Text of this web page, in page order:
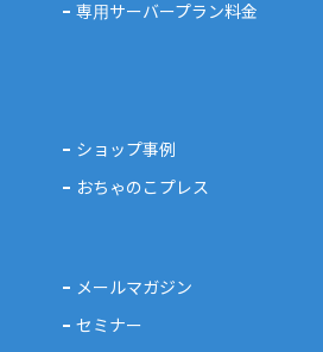
専用サーバープラン料金
ショップ事例
おちゃのこプレス
メールマガジン
セミナー